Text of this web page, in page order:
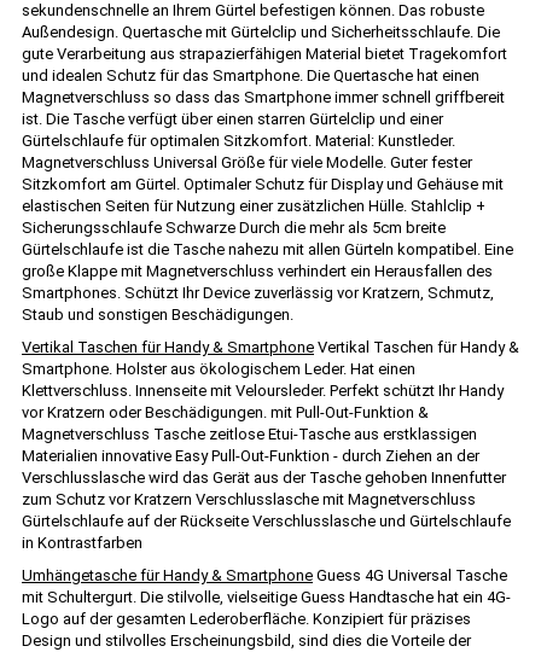
sekundenschnelle an Ihrem Gürtel befestigen können. Das robuste
Außendesign. Quertasche mit Gürtelclip und Sicherheitsschlaufe. Die
gute Verarbeitung aus strapazierfähigen Material bietet Tragekomfort
und idealen Schutz für das Smartphone. Die Quertasche hat einen
Magnetverschluss so dass das Smartphone immer schnell griffbereit
ist. Die Tasche verfügt über einen starren Gürtelclip und einer
Gürtelschlaufe für optimalen Sitzkomfort. Material: Kunstleder.
Magnetverschluss Universal Größe für viele Modelle. Guter fester
Sitzkomfort am Gürtel. Optimaler Schutz für Display und Gehäuse mit
elastischen Seiten für Nutzung einer zusätzlichen Hülle. Stahlclip +
Sicherungsschlaufe Schwarze Durch die mehr als 5cm breite
Gürtelschlaufe ist die Tasche nahezu mit allen Gürteln kompatibel. Eine
große Klappe mit Magnetverschluss verhindert ein Herausfallen des
Smartphones. Schützt Ihr Device zuverlässig vor Kratzern, Schmutz,
Staub und sonstigen Beschädigungen.
Vertikal Taschen für Handy & Smartphone Vertikal Taschen für Handy &
Smartphone. Holster aus ökologischem Leder. Hat einen
Klettverschluss. Innenseite mit Veloursleder. Perfekt schützt Ihr Handy
vor Kratzern oder Beschädigungen. mit Pull-Out-Funktion &
Magnetverschluss Tasche zeitlose Etui-Tasche aus erstklassigen
Materialien innovative Easy Pull-Out-Funktion - durch Ziehen an der
Verschlusslasche wird das Gerät aus der Tasche gehoben Innenfutter
zum Schutz vor Kratzern Verschlusslasche mit Magnetverschluss
Gürtelschlaufe auf der Rückseite Verschlusslasche und Gürtelschlaufe
in Kontrastfarben
Umhängetasche für Handy & Smartphone Guess 4G Universal Tasche
mit Schultergurt. Die stilvolle, vielseitige Guess Handtasche hat ein 4G-
Logo auf der gesamten Lederoberfläche. Konzipiert für präzises
Design und stilvolles Erscheinungsbild, sind dies die Vorteile der